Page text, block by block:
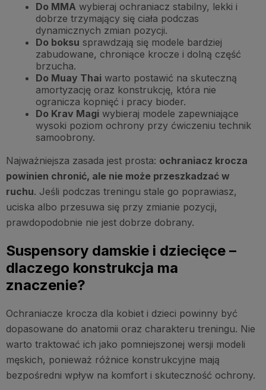
Do MMA wybieraj ochraniacz stabilny, lekki i
dobrze trzymający się ciała podczas
dynamicznych zmian pozycji.
Do boksu sprawdzają się modele bardziej
zabudowane, chroniące krocze i dolną część
brzucha.
Do Muay Thai warto postawić na skuteczną
amortyzację oraz konstrukcję, która nie
ogranicza kopnięć i pracy bioder.
Do Krav Magi wybieraj modele zapewniające
wysoki poziom ochrony przy ćwiczeniu technik
samoobrony.
Najważniejsza zasada jest prosta: ochraniacz krocza
powinien chronić, ale nie może przeszkadzać w
ruchu. Jeśli podczas treningu stale go poprawiasz,
uciska albo przesuwa się przy zmianie pozycji,
prawdopodobnie nie jest dobrze dobrany.
Suspensory damskie i dziecięce –
dlaczego konstrukcja ma
znaczenie?
Ochraniacze krocza dla kobiet i dzieci powinny być
dopasowane do anatomii oraz charakteru treningu. Nie
warto traktować ich jako pomniejszonej wersji modeli
męskich, ponieważ różnice konstrukcyjne mają
bezpośredni wpływ na komfort i skuteczność ochrony.